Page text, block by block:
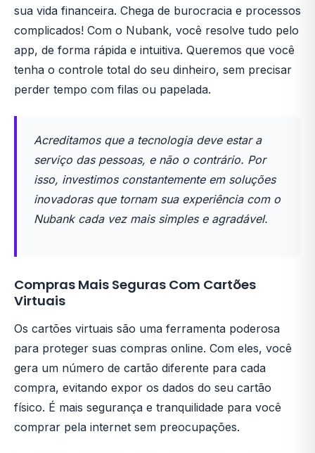
sua vida financeira. Chega de burocracia e processos
complicados! Com o Nubank, você resolve tudo pelo
app, de forma rápida e intuitiva. Queremos que você
tenha o controle total do seu dinheiro, sem precisar
perder tempo com filas ou papelada.
Acreditamos que a tecnologia deve estar a
serviço das pessoas, e não o contrário. Por
isso, investimos constantemente em soluções
inovadoras que tornam sua experiência com o
Nubank cada vez mais simples e agradável.
Compras Mais Seguras Com Cartões
Virtuais
Os cartões virtuais são uma ferramenta poderosa
para proteger suas compras online. Com eles, você
gera um número de cartão diferente para cada
compra, evitando expor os dados do seu cartão
físico. É mais segurança e tranquilidade para você
comprar pela internet sem preocupações.